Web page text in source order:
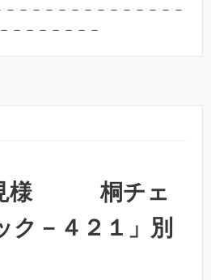
－－－－－－－－－－－－－
－－－－－－－
様 桐チェ
ク－４２１」別